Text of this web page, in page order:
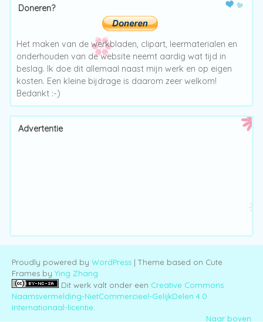
Doneren?
Het maken van de werkbladen, clipart, leermaterialen en
onderhouden van de website neemt aardig wat tijd in
beslag. Ik doe dit allemaal naast mijn werk en op eigen
kosten. Een kleine bijdrage is daarom zeer welkom!
Bedankt :-)
Advertentie
Proudly powered by WordPress | Theme based on Cute
Frames by Ying Zhang
Dit werk valt onder een Creative Commons
Naamsvermelding-NietCommercieel-GelijkDelen 4.0
Internationaal-licentie
Naar boven